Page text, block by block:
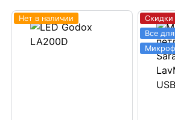
Нет в наличии
Скидки